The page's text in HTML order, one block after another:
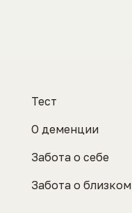
Тест
О деменции
Забота о себе
Забота о близком